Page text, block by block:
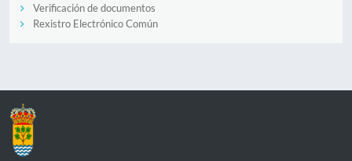
Verificación de documentos
Rexistro Electrónico Común